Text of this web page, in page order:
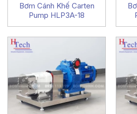
Bơm Cánh Khế Carten
Pump HLP3A-18